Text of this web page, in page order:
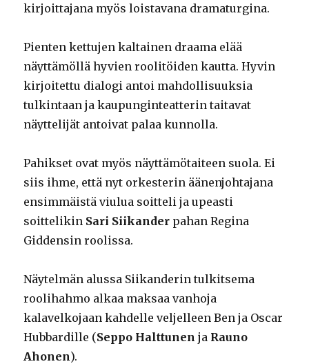
kirjoittajana myös loistavana dramaturgina.
Pienten kettujen kaltainen draama elää
näyttämöllä hyvien roolitöiden kautta. Hyvin
kirjoitettu dialogi antoi mahdollisuuksia
tulkintaan ja kaupunginteatterin taitavat
näyttelijät antoivat palaa kunnolla.
Pahikset ovat myös näyttämötaiteen suola. Ei
siis ihme, että nyt orkesterin äänenjohtajana
ensimmäistä viulua soitteli ja upeasti
soittelikin Sari Siikander pahan Regina
Giddensin roolissa.
Näytelmän alussa Siikanderin tulkitsema
roolihahmo alkaa maksaa vanhoja
kalavelkojaan kahdelle veljelleen Ben ja Oscar
Hubbardille (Seppo Halttunen ja Rauno
Ahonen).